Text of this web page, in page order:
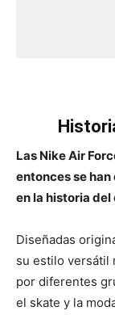
Las Nike Air
entonces se
en la historia
Diseñadas
su estilo versátil
por diferentes
el skate y la